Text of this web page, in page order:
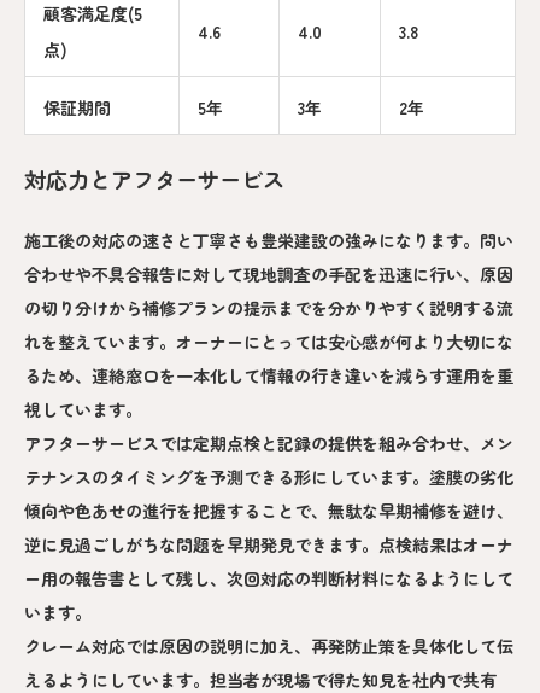
顧客満足度(5
点)
4.6 4.0 3.8
保証期間 5年 3年 2年
対応力とアフターサービス
施工後の対応の速さと丁寧さも豊栄建設の強みになります。問い
合わせや不具合報告に対して現地調査の手配を迅速に行い、原因
の切り分けから補修プランの提示までを分かりやすく説明する流
れを整えています。オーナーにとっては安心感が何より大切にな
るため、連絡窓口を一本化して情報の行き違いを減らす運用を重
視しています。
アフターサービスでは定期点検と記録の提供を組み合わせ、メン
テナンスのタイミングを予測できる形にしています。塗膜の劣化
傾向や色あせの進行を把握することで、無駄な早期補修を避け、
逆に見過ごしがちな問題を早期発見できます。点検結果はオーナ
ー用の報告書として残し、次回対応の判断材料になるようにして
います。
クレーム対応では原因の説明に加え、再発防止策を具体化して伝
えるようにしています。担当者が現場で得た知見を社内で共有